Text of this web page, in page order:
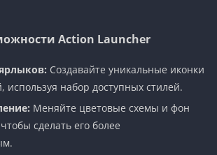
Action Launcher
Создавайте уникальные иконки
используя набор доступных стилей.
Меняйте цветовые схемы и фон
сделать его более